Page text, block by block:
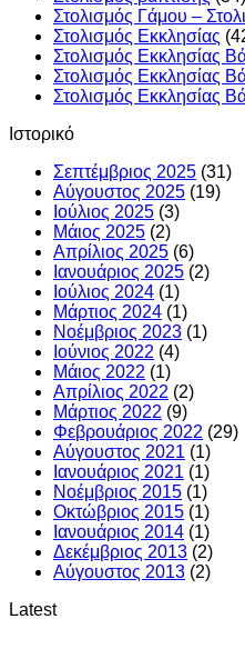
Στολισμός Γάμου –
Στολισμός Εκκλησίας
Στολισμός Εκκλησίας
Στολισμός Εκκλησίας
Στολισμός Εκκλησίας
Ιστορικό
Σεπτέμβριος 2025 (31)
Αύγουστος 2025 (19)
Ιούλιος 2025 (3)
Μάιος 2025 (2)
Απρίλιος 2025 (6)
Ιανουάριος 2025 (2)
Ιούλιος 2024 (1)
Μάρτιος 2024 (1)
Νοέμβριος 2023 (1)
Ιούνιος 2022 (4)
Μάιος 2022 (1)
Απρίλιος 2022 (2)
Μάρτιος 2022 (9)
Φεβρουάριος 2022 (29)
Αύγουστος 2021 (1)
Ιανουάριος 2021 (1)
Νοέμβριος 2015 (1)
Οκτώβριος 2015 (1)
Ιανουάριος 2014 (1)
Δεκέμβριος 2013 (2)
Αύγουστος 2013 (2)
Latest